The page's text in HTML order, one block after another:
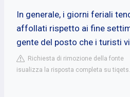
In generale, i giorni feriali
affollati rispetto ai fine
gente del posto che i turisti
Richiesta di rimozione della fonte
isualizza la risposta completa su